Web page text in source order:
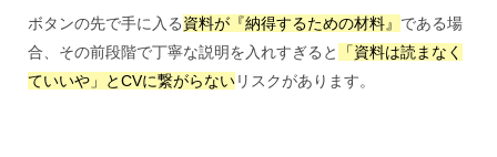
ボタンの先で手に入る資料が『納得するための材料』 である場
合、その前段階で丁寧な説明を入れすぎると
「資料は読まなく
ていいや」とCVに繋がらないリスクがあります。